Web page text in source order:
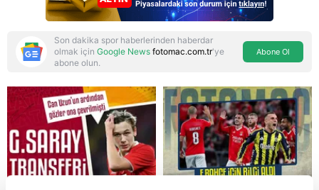
Reddet
Son dakika spor haberlerinden haberdar
olmak için Google News fotomac.com.tr'ye
abone olun.
Abone Ol